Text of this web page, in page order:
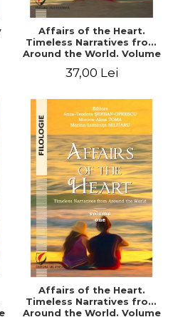
Affairs of the Heart.
Timeless Narratives from
Around the World. Volume
37,00 Lei
Affairs of the Heart.
Timeless Narratives from
Around the World. Volume